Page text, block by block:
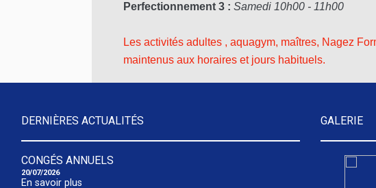
Perfectionnement 3 :Samedi 10h00 - 11h00
Les activités adultes , aquagym, maîtres, Nagez
maintenus aux horaires et jours habituels.
DERNIÈRES ACTUALITÉS
CONGÉS ANNUELS
20/07/2026
En savoir plus
GALERIE